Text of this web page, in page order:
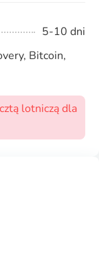
5-10 dni
Bitcoin,
lotniczą dla